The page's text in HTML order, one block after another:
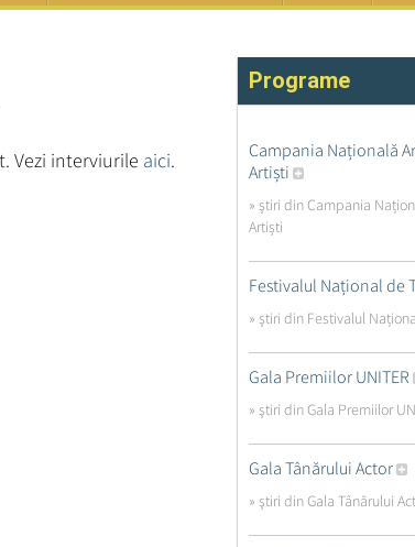
Vezi interviurile aici.
Programe
Campania Națională
Artiști
» ştiri din Campania
Artiști
Festivalul Național de
» ştiri din Festivalul
Gala Premiilor UNITER
» ştiri din Gala Premiilor
Gala Tânărului Actor
» ştiri din Gala Tânărului